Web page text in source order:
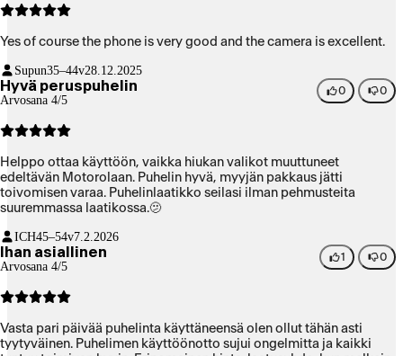
Yes of course the phone is very good and the camera is excellent.
Supun35–44v28.12.2025
Hyvä peruspuhelin
Arvosana 4/5
0 0
Helppo ottaa käyttöön, vaikka hiukan valikot muuttuneet
edeltävän Motorolaan. Puhelin hyvä, myyjän pakkaus jätti
toivomisen varaa. Puhelinlaatikko seilasi ilman pehmusteita
suuremmassa laatikossa.🫤
ICH45–54v7.2.2026
Ihan asiallinen
Arvosana 4/5
1 0
Vasta pari päivää puhelinta käyttäneensä olen ollut tähän asti
tyytyväinen. Puhelimen käyttöönotto sujui ongelmitta ja kaikki